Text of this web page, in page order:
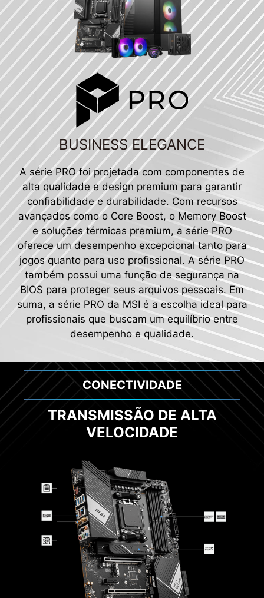
BUSINESS ELEGANCE
A série PRO foi projetada com componentes de
alta qualidade e design premium para garantir
confiabilidade e durabilidade. Com recursos
avançados como o Core Boost, o Memory Boost
e soluções térmicas premium, a série PRO
oferece um desempenho excepcional tanto para
jogos quanto para uso profissional. A série PRO
também possui uma função de segurança na
BIOS para proteger seus arquivos pessoais. Em
suma, a série PRO da MSI é a escolha ideal para
profissionais que buscam um equilíbrio entre
desempenho e qualidade.
CONECTIVIDADE
TRANSMISSÃO DE ALTA
VELOCIDADE